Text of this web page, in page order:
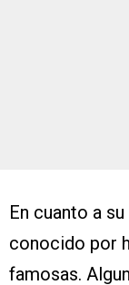
En cuanto a
conocido por
famosas.